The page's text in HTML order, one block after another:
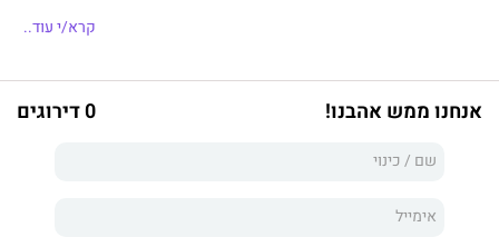
בסדנאות, התאמנתי, עשיתי מדיטציות, שלושים שנה...
ועדיין אוחזת
היא מנחת מעגלי שירה, זמרת, מטפלת בגמילה מהתמכרויות, כרמי
מנהלת את קהילת "עזרה ראשונה ללב" בפייסבוק, יזמית מעגלי
קרא/י עוד..
אנחנו ממש אהבנו! 0 דירוגים